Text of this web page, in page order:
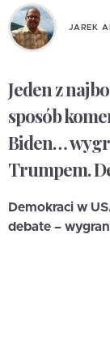
JAREK
Jeden z
sposób
Biden…
Trumpem.
Demokraci w
debate –